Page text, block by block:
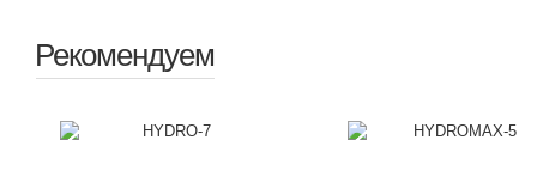
Рекомендуем